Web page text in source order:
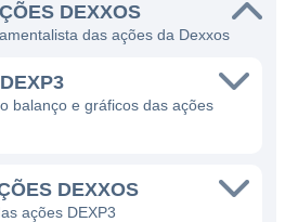
operacionais de seus
a eficiência de suas
em fornecer
de energia até
para ajudar as
DEXXOS
das ações da Dexxos
balanço e gráficos das ações
DEXXOS
ações DEXP3